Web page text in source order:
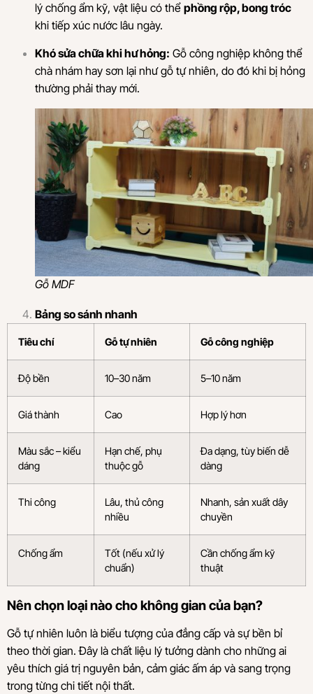
lý chống ẩm kỹ, vật liệu có thể phồng rộp, bong tróc
khi tiếp xúc nước lâu ngày.
Khó sửa chữa khi hư hỏng: Gỗ công nghiệp không thể
chà nhám hay sơn lại như gỗ tự nhiên, do đó khi bị hỏng
thường phải thay mới.
Gỗ MDF
Bảng so sánh nhanh
Tiêu chí Gỗ tự nhiên Gỗ công nghiệp
Độ bền 10–30 năm 5–10 năm
Giá thành Cao Hợp lý hơn
Màu sắc – kiểu
dáng
Hạn chế, phụ
thuộc gỗ
Đa dạng, tùy biến dễ
dàng
Thi công
Lâu, thủ công
nhiều
Nhanh, sản xuất dây
chuyền
Chống ẩm
Tốt (nếu xử lý
chuẩn)
Cần chống ẩm kỹ
thuật
Nên chọn loại nào cho không gian của bạn?
Gỗ tự nhiên luôn là biểu tượng của đẳng cấp và sự bền bỉ
theo thời gian. Đây là chất liệu lý tưởng dành cho những ai
yêu thích giá trị nguyên bản, cảm giác ấm áp và sang trọng
trong từng chi tiết nội thất.